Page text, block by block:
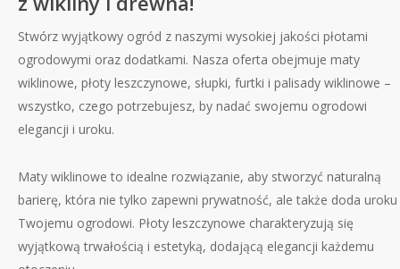
Stwórz wyjątkowy ogród z naszymi wysokiej jakości płotami
ogrodowymi oraz dodatkami. Nasza oferta obejmuje maty
wiklinowe, płoty leszczynowe, słupki, furtki i palisady wiklinowe –
wszystko, czego potrzebujesz, by nadać swojemu ogrodowi
elegancji i uroku.
Maty wiklinowe to idealne rozwiązanie, aby stworzyć naturalną
barierę, która nie tylko zapewni prywatność, ale także doda uroku
Twojemu ogrodowi. Płoty leszczynowe charakteryzują się
wyjątkową trwałością i estetyką, dodającą elegancji każdemu